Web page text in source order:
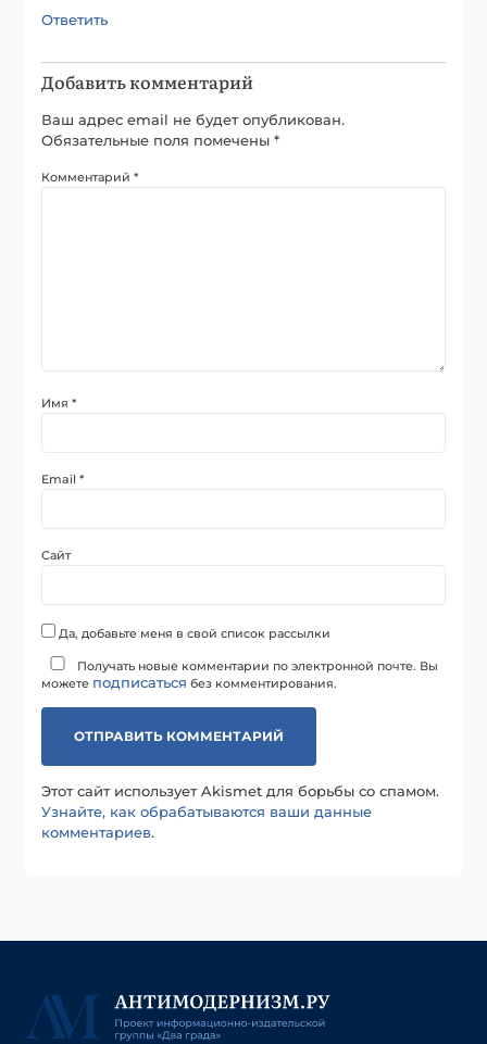
Ответить
Добавить комментарий
Ваш адрес email не будет опубликован.
Обязательные поля помечены*
Комментарий*
Имя*
Email*
Сайт
Да, добавьте меня в свой список рассылки
Получать новые комментарии по электронной почте. Вы
можете подписаться без комментирования.
Этот сайт использует Akismet для борьбы со спамом.
Узнайте, как обрабатываются ваши данные
комментариев.